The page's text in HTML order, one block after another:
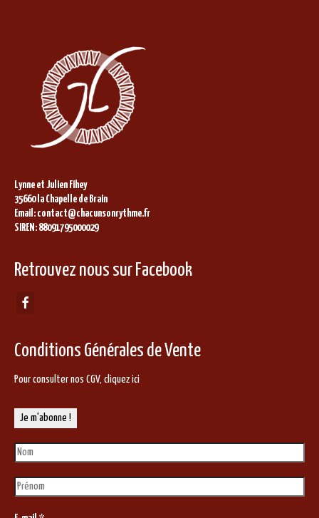
Lynne et Julien Fihey
35660 la Chapelle de Brain
Email: contact@chacunsonrythme.fr
SIREN: 88091795000029
Retrouvez nous sur Facebook
Conditions Générales de Vente
Pour consulter nos CGV, cliquez ici